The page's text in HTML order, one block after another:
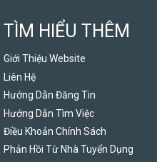
TÌM HIỂU THÊM
Giới Thiệu Website
Liên Hệ
Hướng Dẫn Đăng Tin
Hướng Dẫn Tìm Việc
Điều Khoản Chính Sách
Phản Hồi Từ Nhà Tuyển Dụng